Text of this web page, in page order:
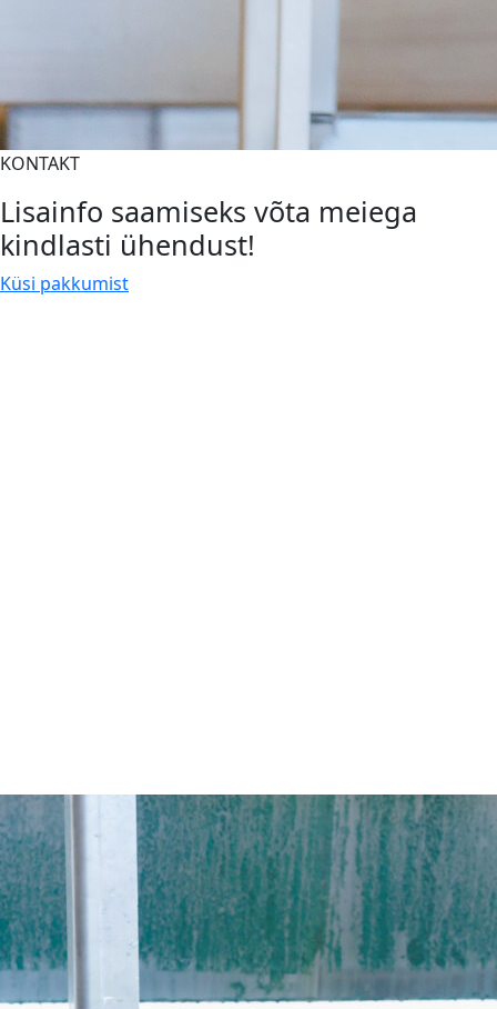
KONTAKT
Lisainfo saamiseks võta meiega
kindlasti ühendust!
Küsi pakkumist